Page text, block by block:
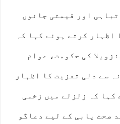
تباہی اور قیمتی جانوں
اظہار کرتے ہوئے کہا کہ
کی حکومت، عوام
سے دلی تعزیت کا اظہار
کہا کہ زلزلے میں زخمی
صحت یابی کے لیے دعاگو